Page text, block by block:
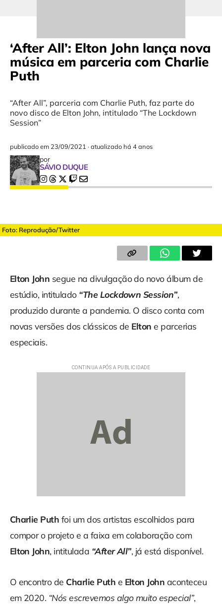
‘After All’: Elton John lança nova
música em parceria com Charlie
Puth
“After All”, parceria com Charlie Puth, faz parte do
novo disco de Elton John, intitulado “The Lockdown
Session”
publicado em 23/09/2021 ·atualizado há 4 anos
por
SÁVIO DUQUE
Foto: Reprodução/Twitter
Elton John segue na divulgação do novo álbum de
estúdio, intitulado “The Lockdown Session”,
produzido durante a pandemia. O disco conta com
novas versões dos clássicos de Elton e parcerias
especiais.
Charlie Puth foi um dos artistas escolhidos para
compor o projeto e a faixa em colaboração com
Elton John, intitulada “After All”, já está disponível.
O encontro de Charlie Puth e Elton John aconteceu
em 2020. “Nós escrevemos algo muito especial”,